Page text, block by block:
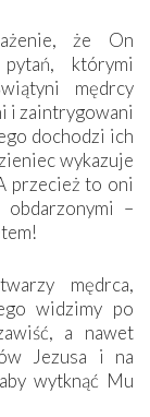
że On
którymi
mędrcy
i zaintrygowani
dochodzi ich
wykazuje
przecież to oni
obdarzonymi –
mędrca,
widzimy po
a nawet
Jezusa i na
wytknąć Mu